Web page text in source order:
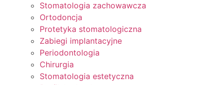
Stomatologia zachowawcza
Ortodoncja
Protetyka stomatologiczna
Zabiegi implantacyjne
Periodontologia
Chirurgia
Stomatologia estetyczna